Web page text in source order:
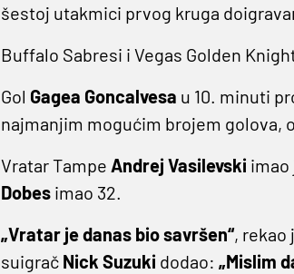
šestoj utakmici prvog kruga
Buffalo Sabresi i Vegas Golden
Gol Gagea Goncalvesa u 10. minuti
najmanjim mogućim brojem golova,
Vratar Tampe Andrej Vasilevski imao
Dobesimao 32.
„Vratar je danas bio savršen“, rekao
suigrač Nick Suzuki dodao: „Mislim